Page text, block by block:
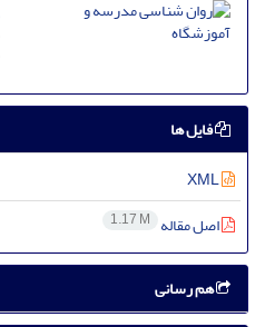
فایل ها
اصل مقاله 1.17 M
هم رسانی